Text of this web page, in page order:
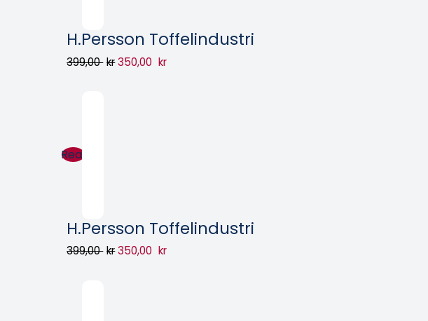
H.Persson Toffelindustri
399,00 kr350,00 kr
Rea!
H.Persson Toffelindustri
399,00 kr350,00 kr